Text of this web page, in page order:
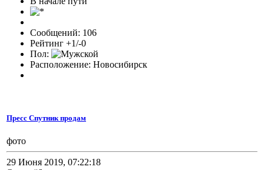
Сообщений: 106
Рейтинг +1/-0
Пол:
Расположение: Новосибирск
Пресс Спутник продам
фото
29 Июня 2019, 07:22:18